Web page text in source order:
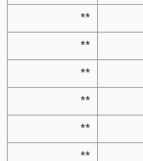
**
**
**
**
**
**